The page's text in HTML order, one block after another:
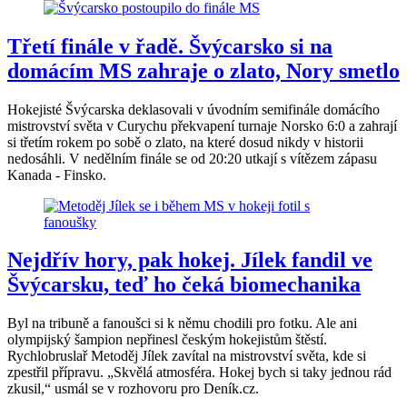
Třetí finále v řadě. Švýcarsko si na
domácím MS zahraje o zlato, Nory smetlo
Hokejisté Švýcarska deklasovali v úvodním semifinále domácího
mistrovství světa v Curychu překvapení turnaje Norsko 6:0 a zahrají
si třetím rokem po sobě o zlato, na které dosud nikdy v historii
nedosáhli. V nedělním finále se od 20:20 utkají s vítězem zápasu
Kanada - Finsko.
Nejdřív hory, pak hokej. Jílek fandil ve
Švýcarsku, teď ho čeká biomechanika
Byl na tribuně a fanoušci si k němu chodili pro fotku. Ale ani
olympijský šampion nepřinesl českým hokejistům štěstí.
Rychlobruslař Metoděj Jílek zavítal na mistrovství světa, kde si
zpestřil přípravu. „Skvělá atmosféra. Hokej bych si taky jednou rád
zkusil,“ usmál se v rozhovoru pro Deník.cz.